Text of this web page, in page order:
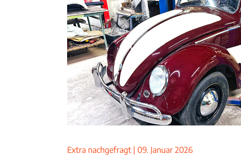
Extra nachgefragt 09. Januar 2026